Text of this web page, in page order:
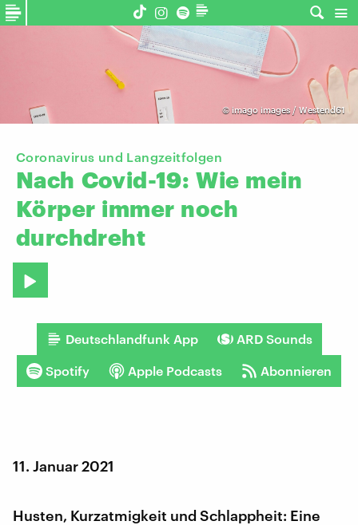
© imago images / Westend61
Coronavirus und Langzeitfolgen
Nach Covid-19: Wie mein
Körper immer noch
durchdreht
Deutschlandfunk App ARD Sounds
Spotify Apple Podcasts Abonnieren
11. Januar 2021
Husten, Kurzatmigkeit und Schlappheit: Eine